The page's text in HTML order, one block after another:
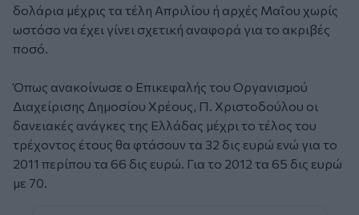
δολάρια μέχρις τα τέλη Απριλίου ή αρχές Μαΐου χωρίς
ωστόσο να έχει γίνει σχετική αναφορά για το ακριβές
ποσό.
Όπως ανακοίνωσε ο Επικεφαλής του Οργανισμού
Διαχείρισης Δημοσίου Χρέους, Π. Χριστοδούλου οι
δανειακές ανάγκες της Ελλάδας μέχρι το τέλος του
τρέχοντος έτους θα φτάσουν τα 32 δις ευρώ ενώ για το
2011 περίπου τα 66 δις ευρώ. Για το 2012 τα 65 δις ευρώ
με 70.